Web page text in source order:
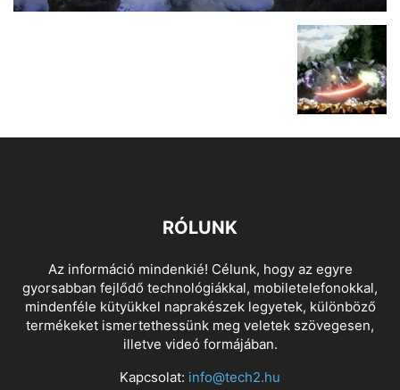
RÓLUNK
Az információ mindenkié! Célunk, hogy az egyre
gyorsabban fejlődő technológiákkal, mobiletelefonokkal,
mindenféle kütyükkel naprakészek legyetek, különböző
termékeket ismertethessünk meg veletek szövegesen,
illetve videó formájában.
Kapcsolat: info@tech2.hu